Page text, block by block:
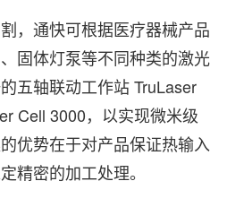
，通快可根据医疗器械产品
固体灯泵等不同种类的激光
五轴联动工作站 TruLaser
Cell 3000，以实现微米级
优势在于对产品保证热输入
精密的加工处理。